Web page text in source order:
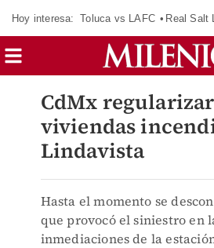
Hoy interesa: Toluca vs LAFC Real Salt
CdMx
viviendas
Lindavista
Hasta el momento se
que provocó el siniestro en
inmediaciones de la